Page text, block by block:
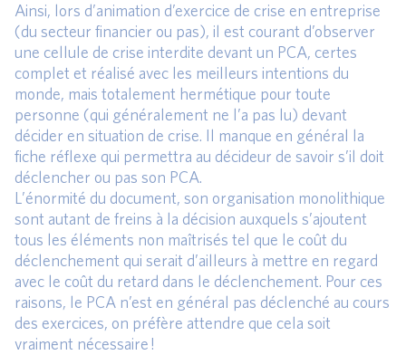
Ainsi, lors d’animation d’exercice de crise en entreprise
(du secteur financier ou pas), il est courant d’observer
une cellule de crise interdite devant un PCA, certes
complet et réalisé avec les meilleurs intentions du
monde, mais totalement hermétique pour toute
personne (qui généralement ne l’a pas lu) devant
décider en situation de crise. Il manque en général la
fiche réflexe qui permettra au décideur de savoir s’il doit
déclencher ou pas son PCA.
L’énormité du document, son organisation monolithique
sont autant de freins à la décision auxquels s’ajoutent
tous les éléments non maîtrisés tel que le coût du
déclenchement qui serait d’ailleurs à mettre en regard
avec le coût du retard dans le déclenchement. Pour ces
raisons, le PCA n’est en général pas déclenché au cours
des exercices, on préfère attendre que cela soit
vraiment nécessaire !